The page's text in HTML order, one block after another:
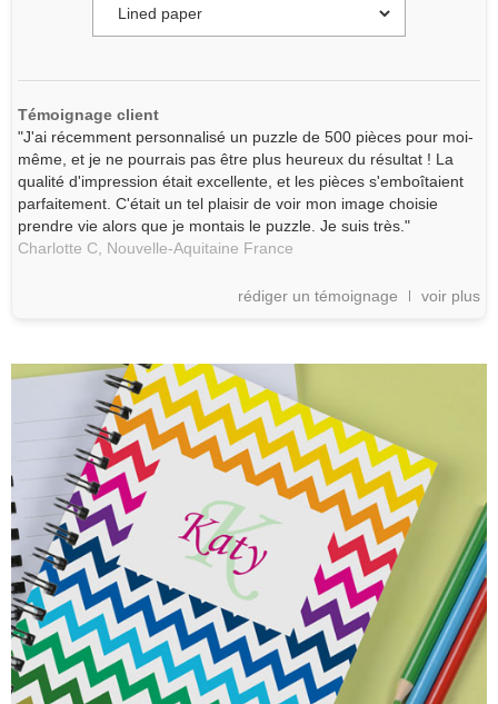
Témoignage client
"J'ai récemment personnalisé un puzzle de 500 pièces pour moi-
même, et je ne pourrais pas être plus heureux du résultat ! La
qualité d'impression était excellente, et les pièces s'emboîtaient
parfaitement. C'était un tel plaisir de voir mon image choisie
prendre vie alors que je montais le puzzle. Je suis très."
Charlotte C,
Nouvelle-Aquitaine France
rédiger un témoignage voir plus